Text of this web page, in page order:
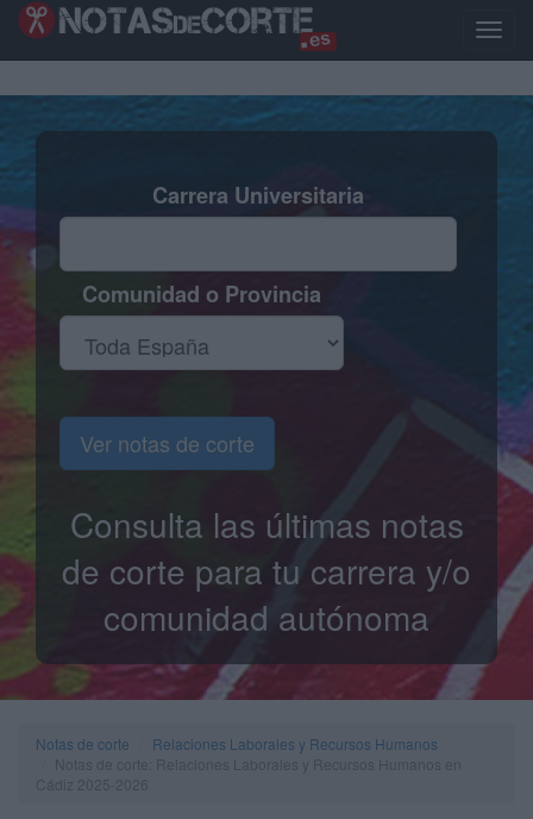
Pasar
Toggle
Carrera Universitaria
Comunidad o Provincia
Ver notas de corte
Consulta las últimas notas
de corte para tu carrera y/o
comunidad autónoma
Notas de corte
Relaciones Laborales y Recursos Humanos